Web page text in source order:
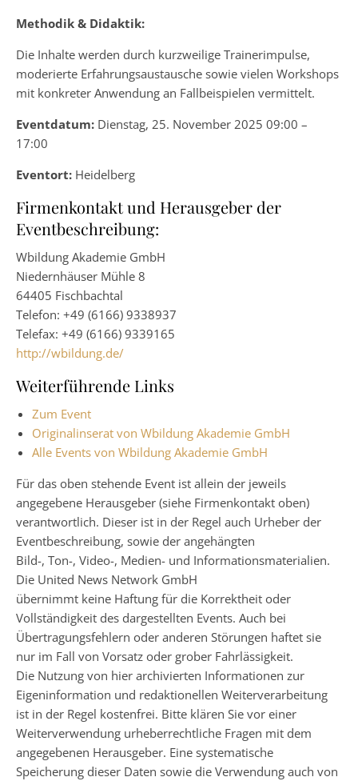
Methodik & Didaktik:
Die Inhalte werden durch kurzweilige Trainerimpulse,
moderierte Erfahrungsaustausche sowie vielen Workshops
mit konkreter Anwendung an Fallbeispielen vermittelt.
Eventdatum: Dienstag, 25. November 2025 09:00 –
17:00
Eventort: Heidelberg
Firmenkontakt und Herausgeber der
Eventbeschreibung:
Wbildung Akademie GmbH
Niedernhäuser Mühle 8
64405 Fischbachtal
Telefon: +49 (6166) 9338937
Telefax: +49 (6166) 9339165
http://wbildung.de/
Weiterführende Links
Zum Event
Originalinserat von Wbildung Akademie GmbH
Alle Events von Wbildung Akademie GmbH
Für das oben stehende Event ist allein der jeweils
angegebene Herausgeber (siehe Firmenkontakt oben)
verantwortlich. Dieser ist in der Regel auch Urheber der
Eventbeschreibung, sowie der angehängten
Bild-, Ton-, Video-, Medien- und Informationsmaterialien.
Die United News Network GmbH
übernimmt keine Haftung für die Korrektheit oder
Vollständigkeit des dargestellten Events. Auch bei
Übertragungsfehlern oder anderen Störungen haftet sie
nur im Fall von Vorsatz oder grober Fahrlässigkeit.
Die Nutzung von hier archivierten Informationen zur
Eigeninformation und redaktionellen Weiterverarbeitung
ist in der Regel kostenfrei. Bitte klären Sie vor einer
Weiterverwendung urheberrechtliche Fragen mit dem
angegebenen Herausgeber. Eine systematische
Speicherung dieser Daten sowie die Verwendung auch von